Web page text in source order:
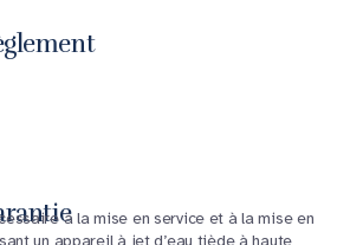
à la mise en service et à la mise en